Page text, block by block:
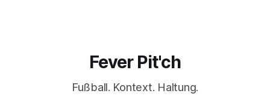
Fever Pit'ch
Fußball. Kontext. Haltung.